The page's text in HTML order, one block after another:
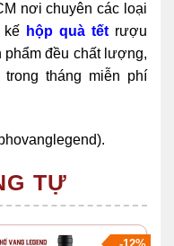
nơi chuyên các loại
kế hộp quà tết rượu
phẩm đều chất lượng,
trong tháng miễn phí
TỰ